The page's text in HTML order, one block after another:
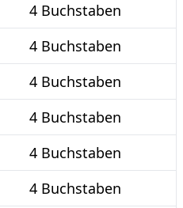
4 Buchstaben
4 Buchstaben
4 Buchstaben
4 Buchstaben
4 Buchstaben
4 Buchstaben